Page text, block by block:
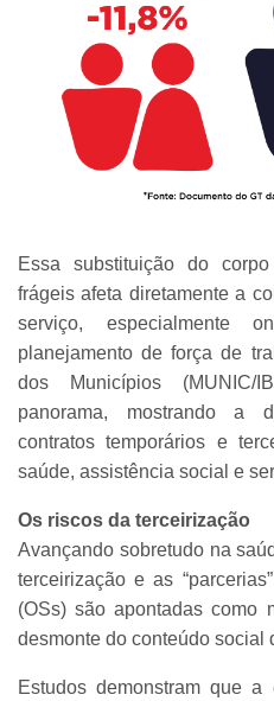
Essa substituição do
frágeis afeta diretamente a
serviço, especialmente
planejamento de força de
dos Municípios (MUNIC/
panorama, mostrando a
contratos temporários e
saúde, assistência social e
Os riscos da terceirização
Avançando sobretudo na
terceirização e as
(OSs) são apontadas como
desmonte do conteúdo social
Estudos demonstram que